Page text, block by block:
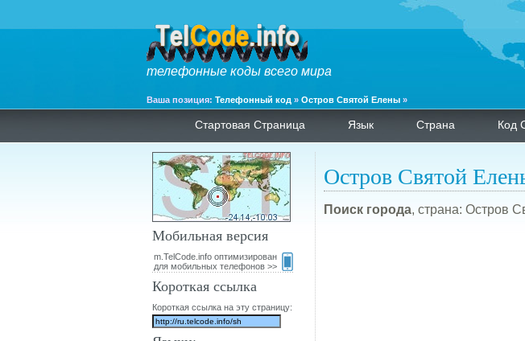
телефонные коды всего мира
Ваша позиция: Телефонный код » Остров Святой Елены »
Стартовая Страница Язык Страна Код
Остров Святой
Поиск города, страна: Остров
Мобильная версия
m.TelCode.info оптимизирован
для мобильных телефонов >>
Короткая ссылка
Короткая ссылка на эту страницу: